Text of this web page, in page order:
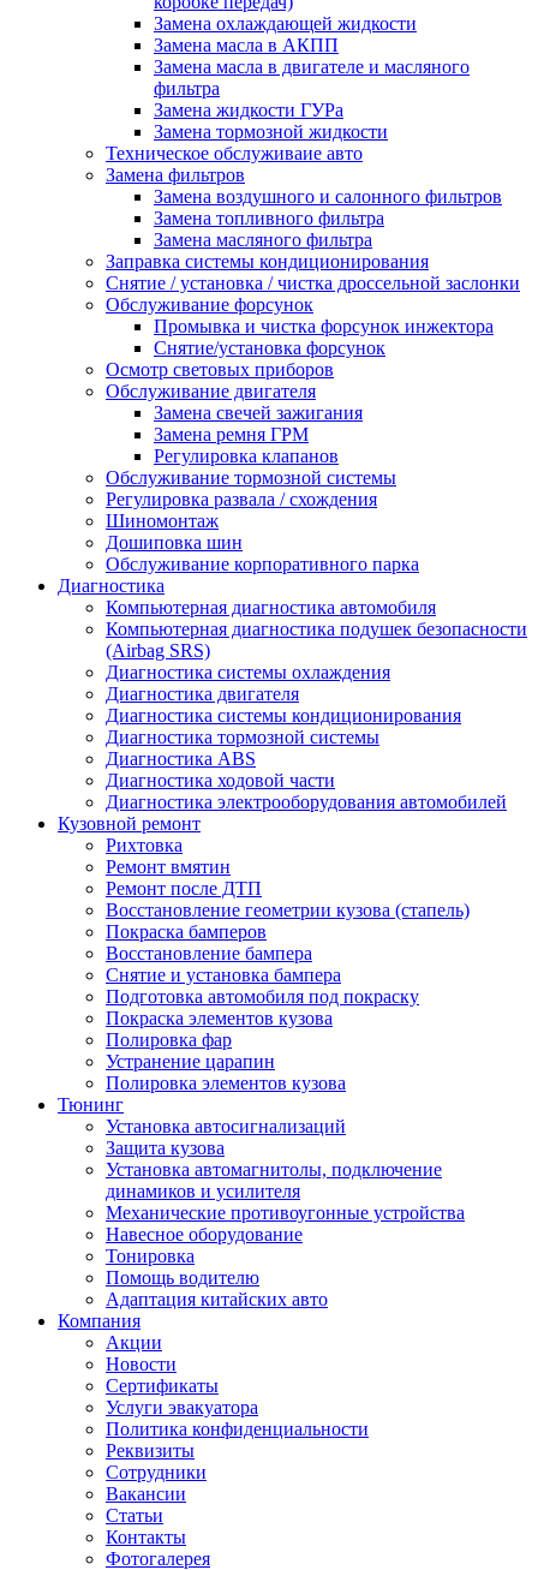
Замена охлаждающей жидкости
Замена масла в АКПП
Замена масла в двигателе и масляного
фильтра
Замена жидкости ГУРа
Замена тормозной жидкости
Техническое обслуживаие авто
Замена фильтров
Замена воздушного и салонного фильтров
Замена топливного фильтра
Замена масляного фильтра
Заправка системы кондиционирования
Снятие / установка / чистка дроссельной заслонки
Обслуживание форсунок
Промывка и чистка форсунок инжектора
Снятие/установка форсунок
Осмотр световых приборов
Обслуживание двигателя
Замена свечей зажигания
Замена ремня ГРМ
Регулировка клапанов
Обслуживание тормозной системы
Регулировка развала / схождения
Шиномонтаж
Дошиповка шин
Обслуживание корпоративного парка
Диагностика
Компьютерная диагностика автомобиля
Компьютерная диагностика подушек безопасности
(Airbag SRS)
Диагностика системы охлаждения
Диагностика двигателя
Диагностика системы кондиционирования
Диагностика тормозной системы
Диагностика ABS
Диагностика ходовой части
Диагностика электрооборудования автомобилей
Кузовной ремонт
Рихтовка
Ремонт вмятин
Ремонт после ДТП
Восстановление геометрии кузова (стапель)
Покраска бамперов
Восстановление бампера
Снятие и установка бампера
Подготовка автомобиля под покраску
Покраска элементов кузова
Полировка фар
Устранение царапин
Полировка элементов кузова
Тюнинг
Установка автосигнализаций
Защита кузова
Установка автомагнитолы, подключение
динамиков и усилителя
Механические противоугонные устройства
Навесное оборудование
Тонировка
Помощь водителю
Адаптация китайских авто
Компания
Акции
Новости
Сертификаты
Услуги эвакуатора
Политика конфиденциальности
Реквизиты
Сотрудники
Вакансии
Статьи
Контакты
Фотогалерея